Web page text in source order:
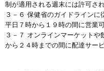
制が適用される週末には許可され
３－６ 保健省のガイドライン
平日７時から１９時の間に営業
３－７ オンラインマーケット
から２４時までの間に配達サー